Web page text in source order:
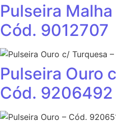
Pulseira
Cód. 9012707
Pulseira Ouro
Cód. 9206492